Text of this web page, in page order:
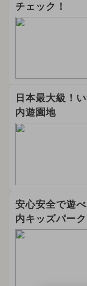
2024年8月のイ
2025年8月の
イルミネーショ
2026年3月の
2024年2月の
2026年6月の
2026年4月の
2024年9月のイ
2024年6月の
チェック！
日本最大級！
内遊園地
安心安全で遊
内キッズパーク